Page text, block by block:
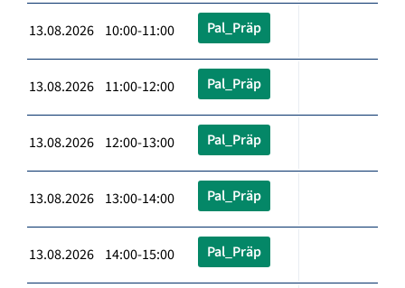
13.08.2026 10:00-11:00 Pal_Präp
13.08.2026 11:00-12:00 Pal_Präp
13.08.2026 12:00-13:00 Pal_Präp
13.08.2026 13:00-14:00 Pal_Präp
13.08.2026 14:00-15:00 Pal_Präp